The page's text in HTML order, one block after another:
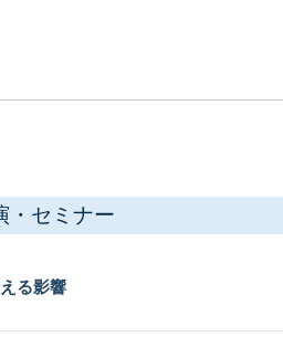
・セミナー
る影響